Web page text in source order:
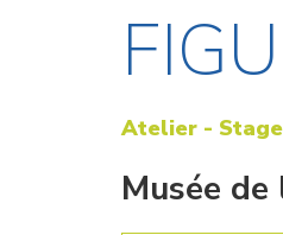
Atelier - Stage
Musée